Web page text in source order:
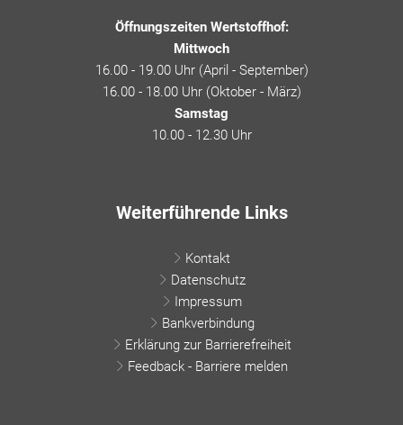
Öffnungszeiten Wertstoffhof:
Mittwoch
16.00 - 19.00 Uhr (April - September)
16.00 - 18.00 Uhr (Oktober - März)
Samstag
10.00 - 12.30 Uhr
Weiterführende Links
Kontakt
Datenschutz
Impressum
Bankverbindung
Erklärung zur Barrierefreiheit
Feedback - Barriere melden